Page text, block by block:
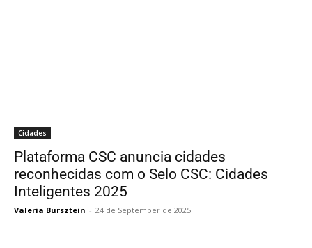
Cidades
Plataforma CSC anuncia cidades
reconhecidas com o Selo CSC: Cidades
Inteligentes 2025
Valeria Bursztein - 24 de September de 2025